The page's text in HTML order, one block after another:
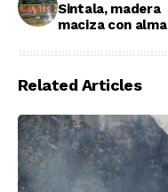
Sintala, madera
maciza con alma
Related Articles